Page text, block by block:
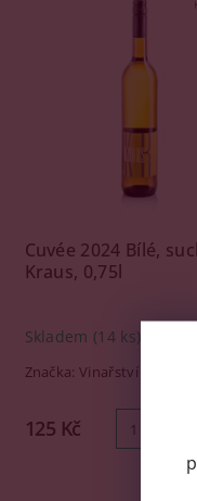
Cuvée 2024 Bílé,
Kraus, 0,75l
Skladem (14 ks)
Značka:Vinařství Kraus
125 Kč